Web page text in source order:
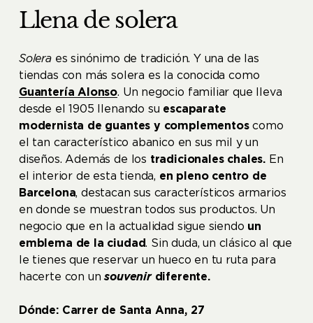
Llena de solera
Soleraes sinónimo de tradición. Y una de las
tiendas con más solera es la conocida como
Guantería Alonso. Un negocio familiar que lleva
desde el 1905 llenando su escaparate
modernista de guantes y complementoscomo
el tan característico abanico en sus mil y un
diseños. Además de los tradicionales chales. En
el interior de esta tienda, en pleno centro de
Barcelona, destacan sus característicos armarios
en donde se muestran todos sus productos. Un
negocio que en la actualidad sigue siendo un
emblema de la ciudad. Sin duda, un clásico al que
le tienes que reservar un hueco en tu ruta para
hacerte con unsouvenirdiferente.
Dónde: Carrer de Santa Anna, 27